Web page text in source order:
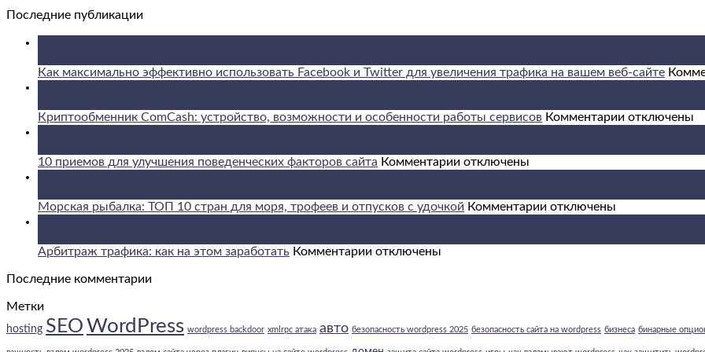
Последние публикации
Как максимально эффективно использовать Facebook и Twitter для увеличения трафика на вашем веб-сайте
Криптообменник ComCash: устройство, возможности и особенности работы сервисов Комментарии котключены
10 приемов для улучшения поведенческих факторов сайта Комментарии к
приемов
отключены
Морская рыбалка: ТОП 10 стран для моря, трофеев и отпусков с удочкой Комментарии к
моря,
отключены
Арбитраж трафика: как на этом заработать Комментарии к
на
отключены
Последние комментарии
Метки
hosting SEO WordPress wordpress backdoor xmlrpc атака авто безопасность wordpress 2025 безопасность сайта на wordpress бизнеса бинарные